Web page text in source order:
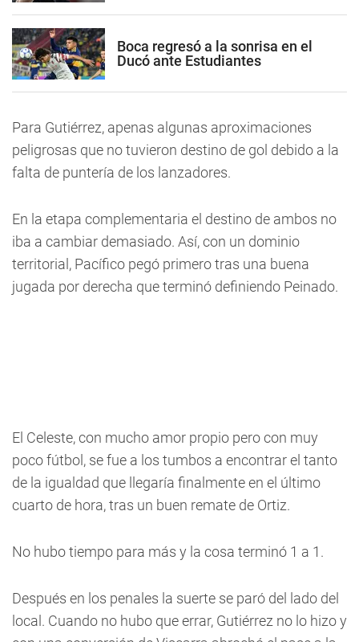
Boca regresó a la sonrisa en el
Ducó ante Estudiantes
Para Gutiérrez, apenas algunas aproximaciones
peligrosas que no tuvieron destino de gol debido a la
falta de puntería de los lanzadores.
En la etapa complementaria el destino de ambos no
iba a cambiar demasiado. Así, con un dominio
territorial, Pacífico pegó primero tras una buena
jugada por derecha que terminó definiendo Peinado.
El Celeste, con mucho amor propio pero con muy
poco fútbol, se fue a los tumbos a encontrar el tanto
de la igualdad que llegaría finalmente en el último
cuarto de hora, tras un buen remate de Ortiz.
No hubo tiempo para más y la cosa terminó 1 a 1.
Después en los penales la suerte se paró del lado del
local. Cuando no hubo que errar, Gutiérrez no lo hizo y